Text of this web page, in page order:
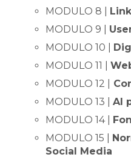
MODULO 8 |
MODULO 9 |
MODULO 10 |
MODULO 11 |
MODULO 12 |
MODULO 13 | AI
MODULO 14 |
MODULO 15 |
Social Media